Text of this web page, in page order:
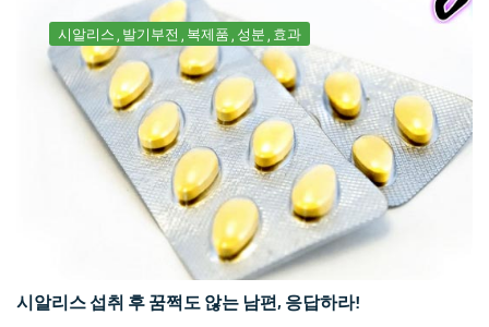
시알리스 발기부전 복제품 성분 효과
시알리스 섭취 후 꿈쩍도 않는 남편, 응답하라!